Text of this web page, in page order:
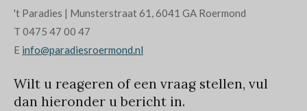
't Paradies | Munsterstraat 61, 6041 GA Roermond
T 0475 47 00 47
E info@paradiesroermond.nl
Wilt u reageren of een vraag stellen, vul
dan hieronder u bericht in.